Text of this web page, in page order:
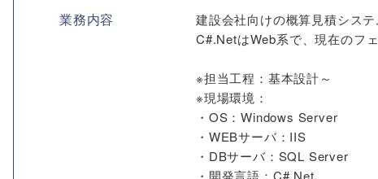
業務内容
建設会社向けの概算見積システ
C#.NetはWeb系で、現在のフ
※担当工程：基本設計～
※現場環境：
・OS：Windows Server
・WEBサーバ：IIS
・DBサーバ：SQL Server
・開発言語：C#.Net